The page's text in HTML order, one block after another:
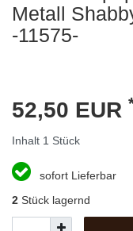
Metall
-11575-
52,50 EUR
Inhalt 1 Stück
sofort Lieferbar
2 Stück lagernd